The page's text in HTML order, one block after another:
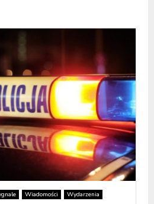
Wiadomości Wydarzenia